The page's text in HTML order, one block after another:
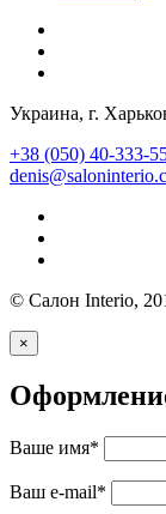
Украина, г.
+38 (050) 40-333-
© Салон Interio,
×
Ваше имя*
Ваш e-mail*